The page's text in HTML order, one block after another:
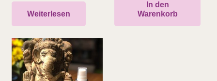
Weiterlesen
In den
Warenkorb